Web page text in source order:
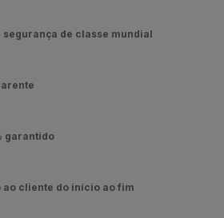
segurança de classe mundial
garantido
ao cliente do início ao fim